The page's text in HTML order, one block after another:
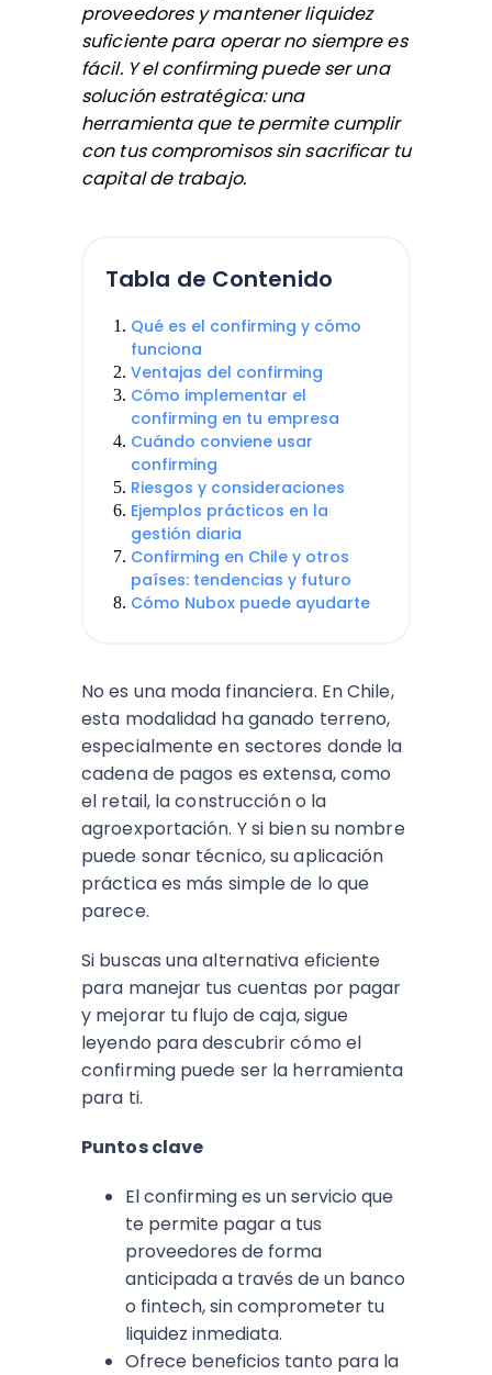
proveedores y mantener liquidez
suficiente para operar no siempre es
fácil. Y el confirming puede ser una
solución estratégica: una
herramienta que te permite cumplir
con tus compromisos sin sacrificar tu
capital de trabajo.
Tabla de Contenido
Qué es el confirming y cómo
funciona
Ventajas del confirming
Cómo implementar el
confirming en tu empresa
Cuándo conviene usar
confirming
Riesgos y consideraciones
Ejemplos prácticos en la
gestión diaria
Confirming en Chile y otros
países: tendencias y futuro
Cómo Nubox puede ayudarte
No es una moda financiera. En Chile,
esta modalidad ha ganado terreno,
especialmente en sectores donde la
cadena de pagos es extensa, como
el retail, la construcción o la
agroexportación. Y si bien su nombre
puede sonar técnico, su aplicación
práctica es más simple de lo que
parece.
Si buscas una alternativa eficiente
para manejar tus cuentas por pagar
y mejorar tu flujo de caja, sigue
leyendo para descubrir cómo el
confirming puede ser la herramienta
para ti.
Puntos clave
El confirming es un servicio que
te permite pagar a tus
proveedores de forma
anticipada a través de un banco
o fintech, sin comprometer tu
liquidez inmediata.
Ofrece beneficios tanto para la